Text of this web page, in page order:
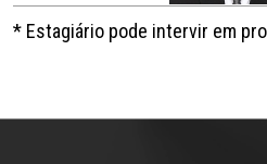
* Estagiário pode intervir em